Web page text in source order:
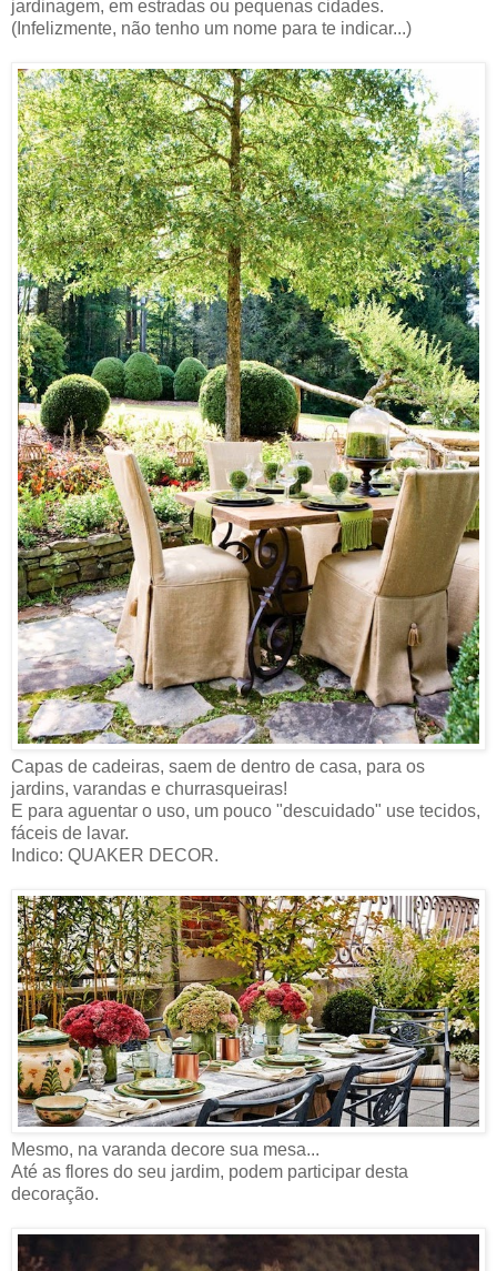
jardinagem, em estradas ou pequenas cidades.
(Infelizmente, não tenho um nome para te indicar...)
Capas de cadeiras, saem de dentro de casa, para os
jardins, varandas e churrasqueiras!
E para aguentar o uso, um pouco "descuidado" use tecidos,
fáceis de lavar.
Indico: QUAKER DECOR.
Mesmo, na varanda decore sua mesa...
Até as flores do seu jardim, podem participar desta
decoração.